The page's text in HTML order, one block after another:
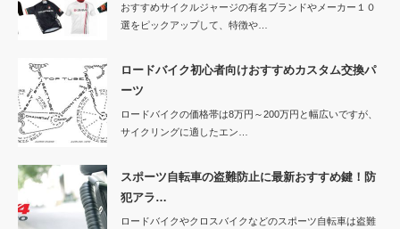
おすすめサイクルジャージの有名ブランドやメーカー１０
選をピックアップして、特徴や…
ロードバイク初心者向けおすすめカスタム交換パ
ーツ
ロードバイクの価格帯は8万円～200万円と幅広いですが、
サイクリングに適したエン…
スポーツ自転車の盗難防止に最新おすすめ鍵！防
犯アラ…
ロードバイクやクロスバイクなどのスポーツ自転車は盗難